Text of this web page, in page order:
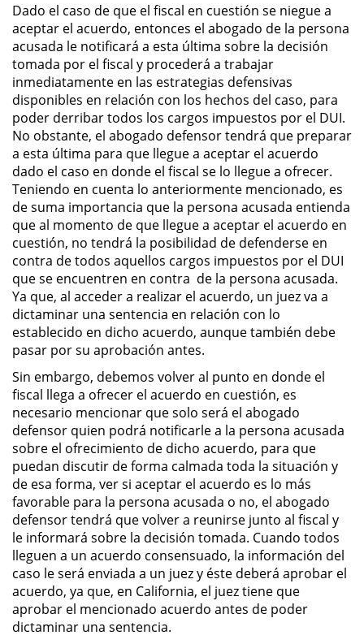
Acecho
Agresión Doméstica
Amenazas Criminales
Lesión Corporal a un Cónyuge
Negligencia Infantil
Orden de Protección de
Emergencia
Orden de Restricción
Permanente
Órdenes de Restricción
Orden de Restricción Temporal
Porno Venganza
Publicar Información Dañina en
Internet
Sustracción de Menores
Violación de una Orden de
Restricción
Assault & Battery
Assault on a Public Official
Dado el caso de que el fiscal en cuestión se niegue a
aceptar el acuerdo, entonces el abogado de la persona
acusada le notificará a esta última sobre la decisión
tomada por el fiscal y procederá a trabajar
inmediatamente en las estrategias defensivas
disponibles en relación con los hechos del caso, para
poder derribar todos los cargos impuestos por el DUI.
No obstante, el abogado defensor tendrá que preparar
a esta última para que llegue a aceptar el acuerdo
dado el caso en donde el fiscal se lo llegue a ofrecer.
Teniendo en cuenta lo anteriormente mencionado, es
de suma importancia que la persona acusada entienda
que al momento de que llegue a aceptar el acuerdo en
cuestión, no tendrá la posibilidad de defenderse en
contra de todos aquellos cargos impuestos por el DUI
que se encuentren en contra de la persona acusada.
Ya que, al acceder a realizar el acuerdo, un juez va a
dictaminar una sentencia en relación con lo
establecido en dicho acuerdo, aunque también debe
pasar por su aprobación antes.
Sin embargo, debemos volver al punto en donde el
fiscal llega a ofrecer el acuerdo en cuestión, es
necesario mencionar que solo será el abogado
defensor quien podrá notificarle a la persona acusada
sobre el ofrecimiento de dicho acuerdo, para que
puedan discutir de forma calmada toda la situación y
de esa forma, ver si aceptar el acuerdo es lo más
favorable para la persona acusada o no, el abogado
defensor tendrá que volver a reunirse junto al fiscal y
le informará sobre la decisión tomada. Cuando todos
lleguen a un acuerdo consensuado, la información del
caso le será enviada a un juez y éste deberá aprobar el
acuerdo, ya que, en California, el juez tiene que
aprobar el mencionado acuerdo antes de poder
dictaminar una sentencia.